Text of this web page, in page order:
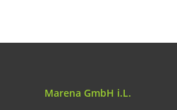
Marena GmbH i.L.